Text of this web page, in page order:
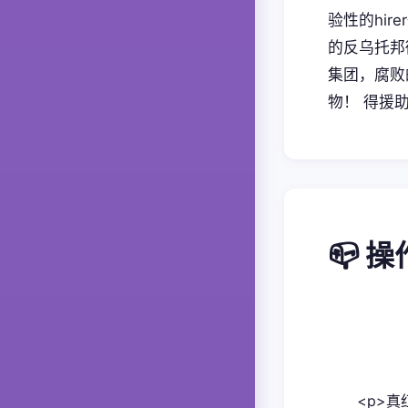
验性的
的反乌托
集团，腐
物！ 得援
📪 操
<p>真